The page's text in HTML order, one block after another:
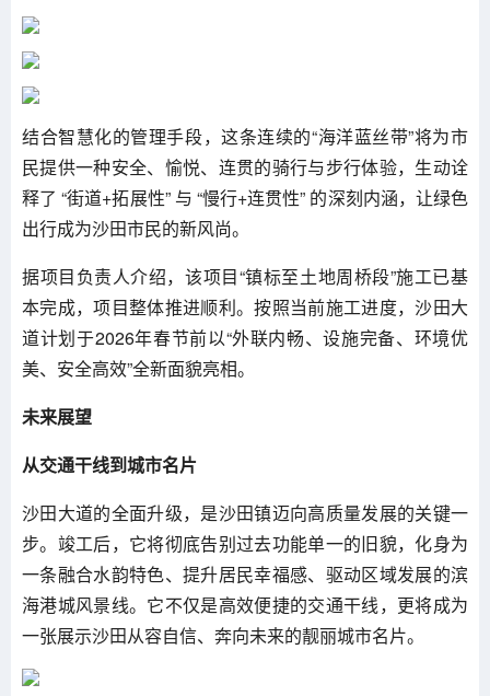
结合智慧化的管理手段，这条连续的“海洋蓝丝带”将为市
民提供一种安全、愉悦、连贯的骑行与步行体验，生动诠
释了 “街道+拓展性” 与 “慢行+连贯性” 的深刻内涵，让绿色
出行成为沙田市民的新风尚。
据项目负责人介绍，该项目“镇标至土地周桥段”施工已基
本完成，项目整体推进顺利。按照当前施工进度，沙田大
道计划于2026年春节前以“外联内畅、设施完备、环境优
美、安全高效”全新面貌亮相。
未来展望
从交通干线到城市名片
沙田大道的全面升级，是沙田镇迈向高质量发展的关键一
步。竣工后，它将彻底告别过去功能单一的旧貌，化身为
一条融合水韵特色、提升居民幸福感、驱动区域发展的滨
海港城风景线。它不仅是高效便捷的交通干线，更将成为
一张展示沙田从容自信、奔向未来的靓丽城市名片。